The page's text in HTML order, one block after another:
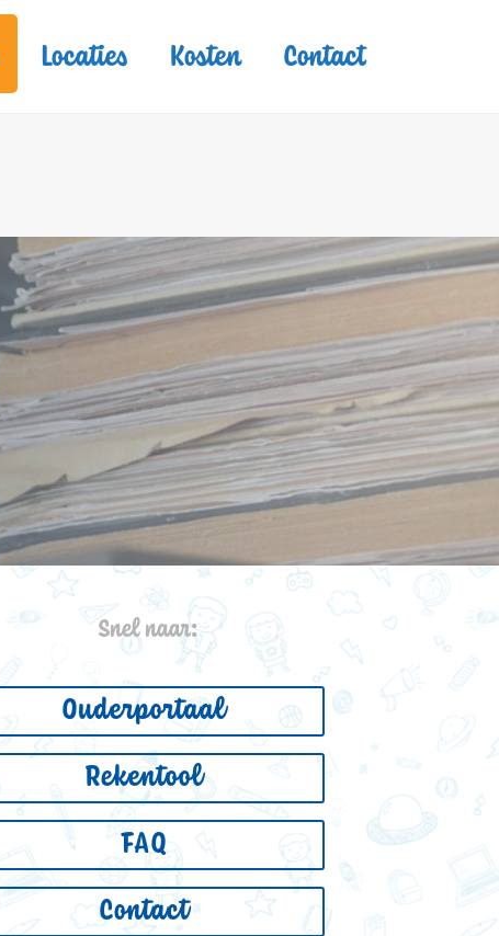
Locaties Kosten Contact
Snel naar:
Ouderportaal
Rekentool
FAQ
Contact